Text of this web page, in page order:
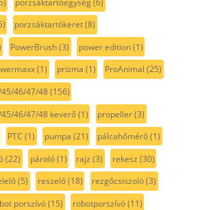
porzsáktartókeret(8)
PowerBrush(3) power edition(1)
(1) prizma (1) ProAnimal (25)
46/47/48(156)
46/47/48 keverő(1) propeller(3)
PTC (1) pumpa (21) pálcahőmérő(1)
(22) pároló(1) rajz (3) rekesz (30)
(5) reszelő(18) rezgőcsiszoló(3)
porszívó(15) robotporszívó(11)